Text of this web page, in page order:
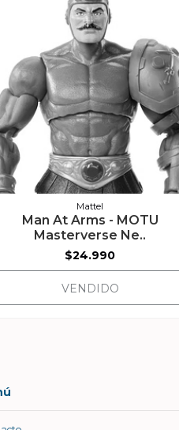
Mattel
Man At Arms - MOTU
Masterverse Ne..
$24.990
VENDIDO